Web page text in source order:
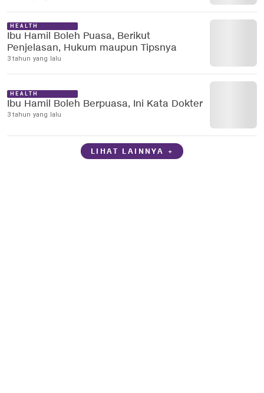
HEALTH
Ibu Hamil Boleh Puasa, Berikut
Penjelasan, Hukum maupun Tipsnya
3 tahun yang lalu
HEALTH
Ibu Hamil Boleh Berpuasa, Ini Kata Dokter
3 tahun yang lalu
LIHAT LAINNYA +